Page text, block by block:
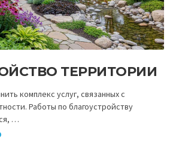
ТЕРРИТОРИИ
комплекс услуг, связанных с
Работы по благоустройству
…